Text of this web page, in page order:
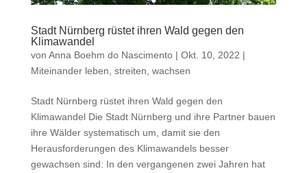
Stadt Nürnberg rüstet ihren Wald gegen den
Klimawandel
von Anna Boehm do Nascimento| Okt. 10, 2022 |
Miteinander leben, streiten, wachsen
Stadt Nürnberg rüstet ihren Wald gegen den
Klimawandel Die Stadt Nürnberg und ihre Partner bauen
ihre Wälder systematisch um, damit sie den
Herausforderungen des Klimawandels besser
gewachsen sind: In den vergangenen zwei Jahren hat